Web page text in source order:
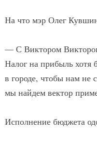
На что мэр Олег
— С Виктором
Налог на прибыль хотя
в городе, чтобы нам не
мы найдем вектор
Исполнение бюджета